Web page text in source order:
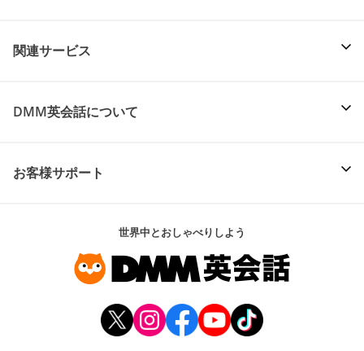
関連サービス
DMM英会話について
お客様サポート
世界中とおしゃべりしよう